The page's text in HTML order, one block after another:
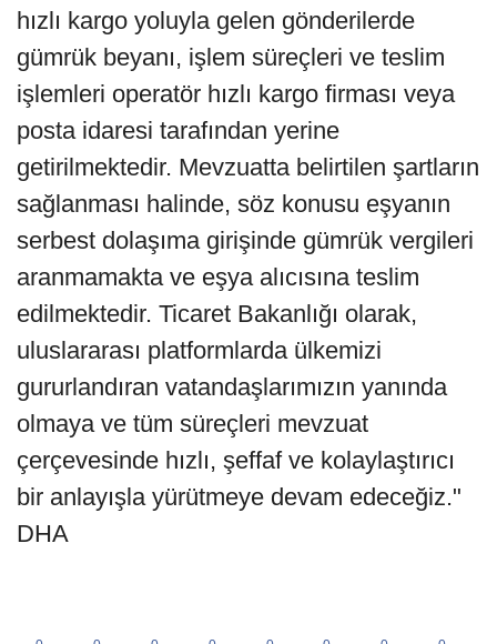
hızlı kargo yoluyla gelen gönderilerde
gümrük beyanı, işlem süreçleri ve teslim
işlemleri operatör hızlı kargo firması veya
posta idaresi tarafından yerine
getirilmektedir. Mevzuatta belirtilen şartların
sağlanması halinde, söz konusu eşyanın
serbest dolaşıma girişinde gümrük vergileri
aranmamakta ve eşya alıcısına teslim
edilmektedir. Ticaret Bakanlığı olarak,
uluslararası platformlarda ülkemizi
gururlandıran vatandaşlarımızın yanında
olmaya ve tüm süreçleri mevzuat
çerçevesinde hızlı, şeffaf ve kolaylaştırıcı
bir anlayışla yürütmeye devam edeceğiz."
DHA